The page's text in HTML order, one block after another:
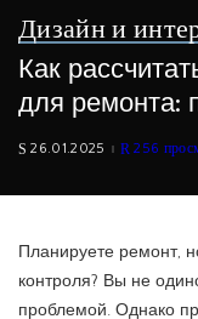
Дизайн и
Как
для ремонта:
26.01.2025 256
Планируете ремонт,
контроля? Вы не
проблемой. Однако